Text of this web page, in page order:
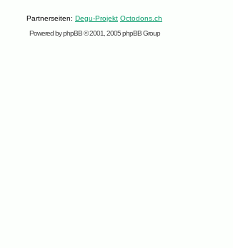
Partnerseiten: Degu-Projekt Octodons.ch
Powered byphpBB© 2001, 2005 phpBB Group